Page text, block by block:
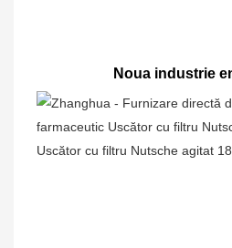
Noua industrie